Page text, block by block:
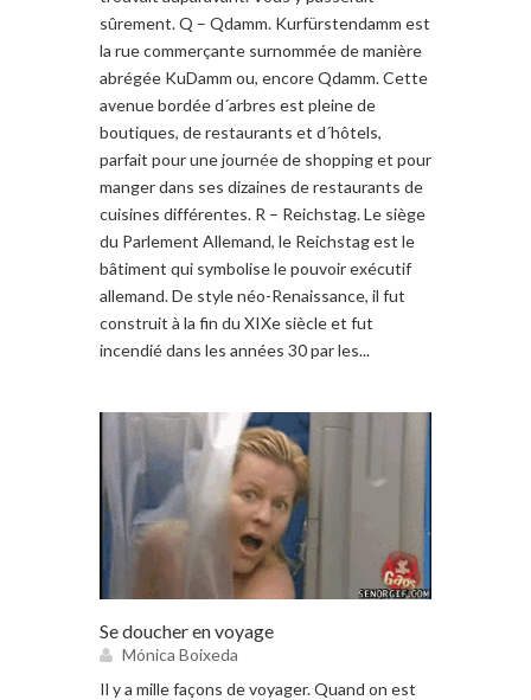
sûrement. Q – Qdamm. Kurfürstendamm est
la rue commerçante surnommée de manière
abrégée KuDamm ou, encore Qdamm. Cette
avenue bordée d´arbres est pleine de
boutiques, de restaurants et d´hôtels,
parfait pour une journée de shopping et pour
manger dans ses dizaines de restaurants de
cuisines différentes. R – Reichstag. Le siège
du Parlement Allemand, le Reichstag est le
bâtiment qui symbolise le pouvoir exécutif
allemand. De style néo-Renaissance, il fut
construit à la fin du XIXe siècle et fut
incendié dans les années 30 par les...
Se doucher en voyage
Mónica Boixeda
Il y a mille façons de voyager. Quand on est